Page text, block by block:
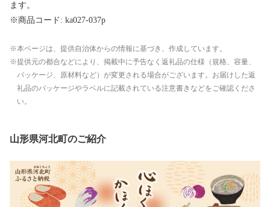
ます。
※商品コード: ka027-037p
本ページは、提供自治体からの情報に基づき、作成しています。
提供元の都合などにより、掲載中に予告なく返礼品の仕様（規格、容量、
パッケージ、原材料など）が変更される場合がございます。お届けした返
礼品のパッケージやラベルに記載されている注意書きなどをご確認くださ
い。
山形県河北町のご紹介